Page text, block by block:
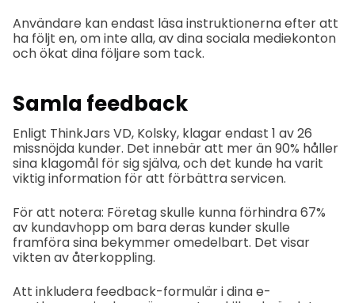
Användare kan endast läsa instruktionerna efter att
ha följt en, om inte alla, av dina sociala mediekonton
och ökat dina följare som tack.
Samla feedback
Enligt ThinkJars VD, Kolsky, klagar endast 1 av 26
missnöjda kunder. Det innebär att mer än 90% håller
sina klagomål för sig själva, och det kunde ha varit
viktig information för att förbättra servicen.
För att notera: Företag skulle kunna förhindra 67%
av kundavhopp om bara deras kunder skulle
framföra sina bekymmer omedelbart. Det visar
vikten av återkoppling.
Att inkludera feedback-formulär i dina e-